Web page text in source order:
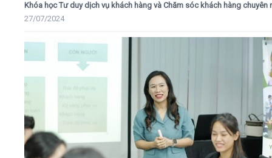
Khóa học Tư duy dịch vụ khách hàng và Chăm sóc khách hàng chuyên
27/07/2024